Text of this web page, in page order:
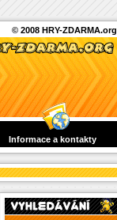
© 2008 HRY-ZDARMA.org
Informace a kontakty